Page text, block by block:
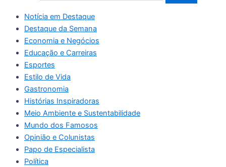
Notícia em Destaque
Destaque da Semana
Economia e Negócios
Educação e Carreiras
Esportes
Estilo de Vida
Gastronomia
Histórias Inspiradoras
Meio Ambiente e Sustentabilidade
Mundo dos Famosos
Opinião e Colunistas
Papo de Especialista
Política